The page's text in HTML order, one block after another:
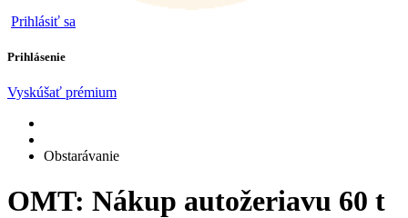
Prihlásiť sa
Prihlásenie
Vyskúšať prémium
Obstarávanie
OMT: Nákup autožeriavu 60 t